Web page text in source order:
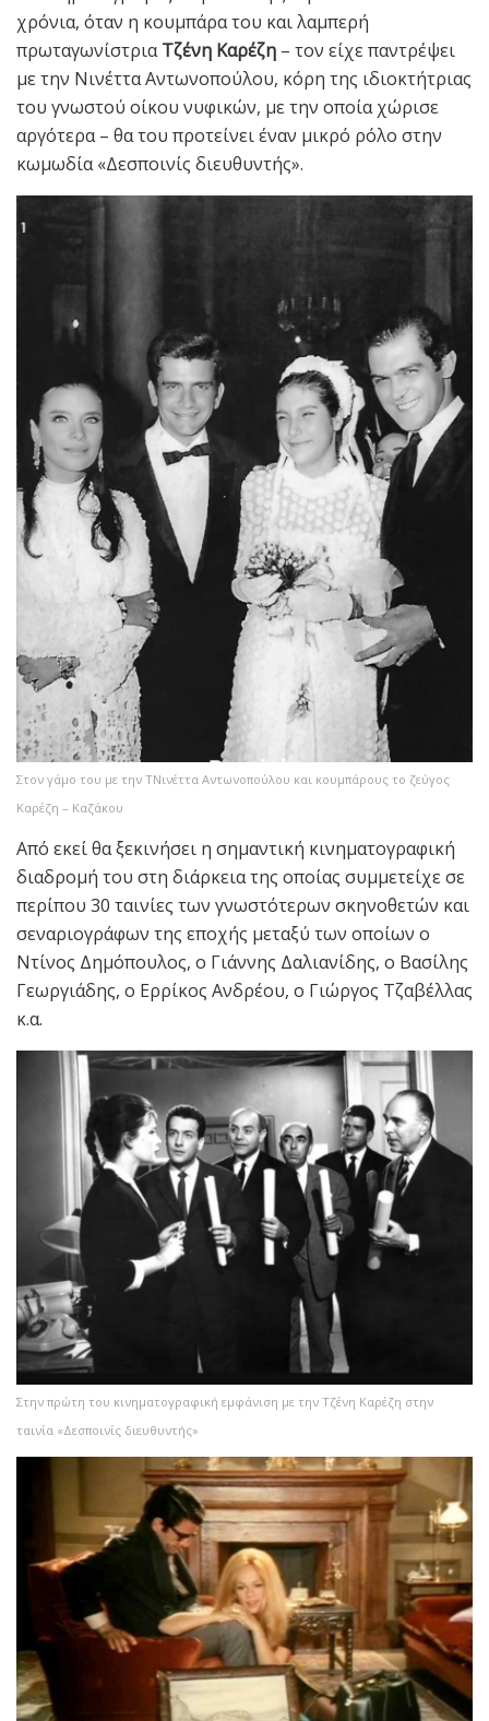
χρόνια, όταν η κουμπάρα του και λαμπερή
πρωταγωνίστριαΤζένη Καρέζη – τον είχε παντρέψει
με την Νινέττα Αντωνοπούλου, κόρη της ιδιοκτήτριας
του γνωστού οίκου νυφικών, με την οποία χώρισε
αργότερα – θα του προτείνει έναν μικρό ρόλο στην
κωμωδία «Δεσποινίς διευθυντής».
Στον γάμο του με την ΤΝινέττα Αντωνοπούλου και κουμπάρους το ζεύγος
Καρέζη – Καζάκου
Από εκεί θα ξεκινήσει η σημαντική κινηματογραφική
διαδρομή του στη διάρκεια της οποίας συμμετείχε σε
περίπου 30 ταινίες των γνωστότερων σκηνοθετών και
σεναριογράφων της εποχής μεταξύ των οποίων ο
Ντίνος Δημόπουλος, ο Γιάννης Δαλιανίδης, ο Βασίλης
Γεωργιάδης, ο Ερρίκος Ανδρέου, ο Γιώργος Τζαβέλλας
κ.α.
Στην πρώτη του κινηματογραφική εμφάνιση με την Τζένη Καρέζη στην
ταινία «Δεσποινίς διευθυντής»